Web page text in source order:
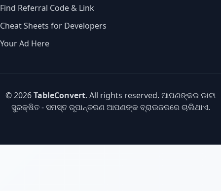
Find Referral Code & Link
Cheat Sheets for Developers
Your Ad Here
© 2026TableConvert. All rights reserved. ଆପଣଙ୍କର ଡାଟା
ସୁରକ୍ଷିତ - ସମସ୍ତ ରୂପାନ୍ତରଣ ଆପଣଙ୍କ ବ୍ରାଉଜରରେ ଚାଲିଥାଏ.